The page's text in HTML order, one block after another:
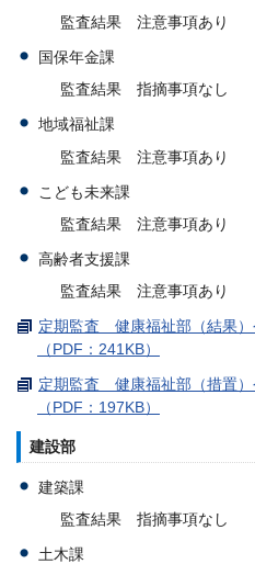
監査結果 注意事項あり
国保年金課
監査結果 指摘事項なし
地域福祉課
監査結果 注意事項あり
こども未来課
監査結果 注意事項あり
高齢者支援課
監査結果 注意事項あり
定期監査 健康福祉部（結果
（PDF：241KB）
定期監査 健康福祉部（措置
（PDF：197KB）
建設部
建築課
監査結果 指摘事項なし
土木課